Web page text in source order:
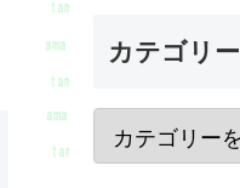
カテゴリー